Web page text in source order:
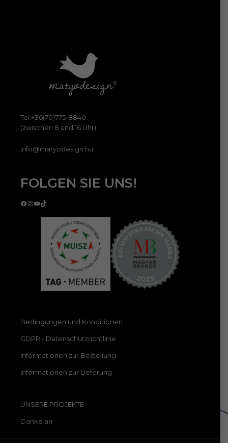
Tel:+36(70)775-8840
(zwischen 8 und 16 Uhr)
info@matyodesign.hu
FOLGEN SIE UNS!
Facebook
Instagram
YouTube
TikTok
Bedingungen und Konditionen
GDPR - Datenschutzrichtlinie
Informationen zur Bestellung
Informationen zur Lieferung
UNSERE PROJEKTE
Danke an